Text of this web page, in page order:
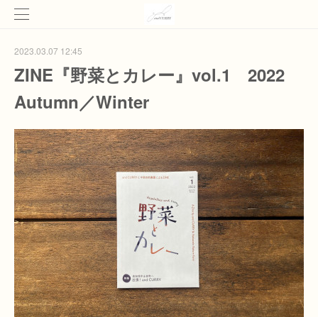
2023.03.07 12:45
ZINE『野菜とカレー』vol.1 2022
Autumn／Winter